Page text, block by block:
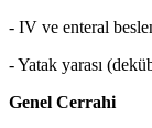
- IV ve enteral
- Yatak yarası
Genel Cerrahi